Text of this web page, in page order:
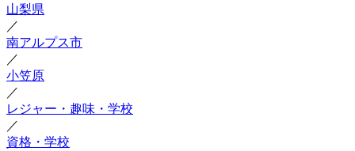
山梨県
／
南アルプス市
／
小笠原
／
レジャー・趣味・学校
／
資格・学校